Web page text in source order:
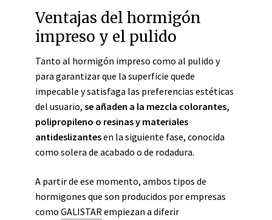
Ventajas del hormigón
impreso y el pulido
Tanto al hormigón impreso como al pulido y
para garantizar que la superficie quede
impecable y satisfaga las preferencias estéticas
del usuario, se añaden a la mezcla colorantes,
polipropileno o resinas y materiales
antideslizantesen la siguiente fase, conocida
como solera de acabado o de rodadura.
A partir de ese momento, ambos tipos de
hormigones que son producidos por empresas
como GALISTARempiezan a diferir